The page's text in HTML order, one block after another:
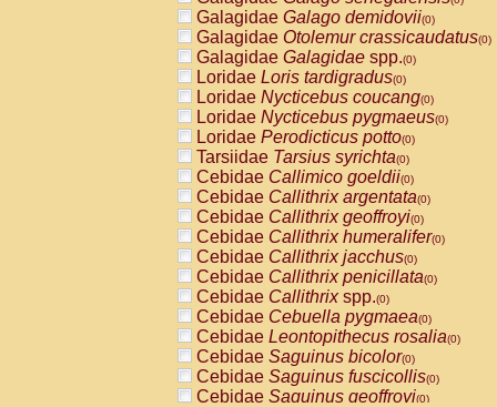
Galagidae Galago demidovii(0)
Galagidae Otolemur crassicaudatus(0)
Galagidae Galagidae spp.(0)
Loridae Loris tardigradus(0)
Loridae Nycticebus coucang(0)
Loridae Nycticebus pygmaeus(0)
Loridae Perodicticus potto(0)
Tarsiidae Tarsius syrichta(0)
Cebidae Callimico goeldii(0)
Cebidae Callithrix argentata(0)
Cebidae Callithrix geoffroyi(0)
Cebidae Callithrix humeralifer(0)
Cebidae Callithrix jacchus(0)
Cebidae Callithrix penicillata(0)
Cebidae Callithrixspp.(0)
Cebidae Cebuella pygmaea(0)
Cebidae Leontopithecus rosalia(0)
Cebidae Saguinus bicolor(0)
Cebidae Saguinus fuscicollis(0)
Cebidae Saguinus geoffroyi(0)